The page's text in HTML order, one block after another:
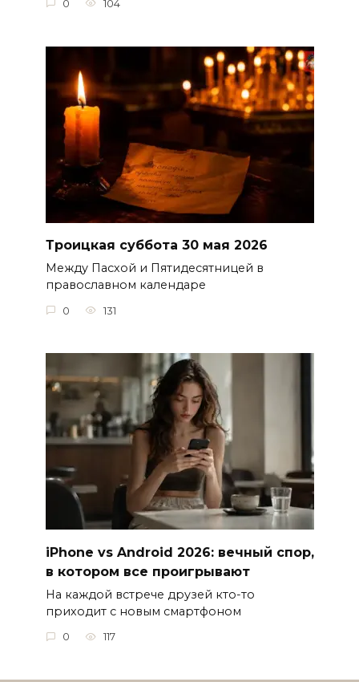
0 104
Троицкая суббота 30 мая 2026
Между Пасхой и Пятидесятницей в
православном календаре
0 131
iPhone vs Android 2026: вечный спор,
в котором все проигрывают
На каждой встрече друзей кто-то
приходит с новым смартфоном
0 117